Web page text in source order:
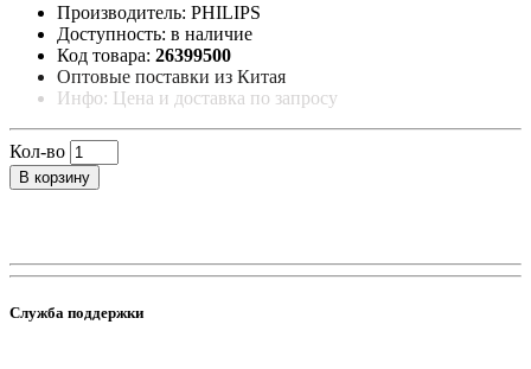
Производитель: PHILIPS
Доступность: в наличие
Код товара: 26399500
Оптовые поставки из Китая
Инфо: Цена и доставка по запросу
Кол-во
В корзину
Служба поддержки